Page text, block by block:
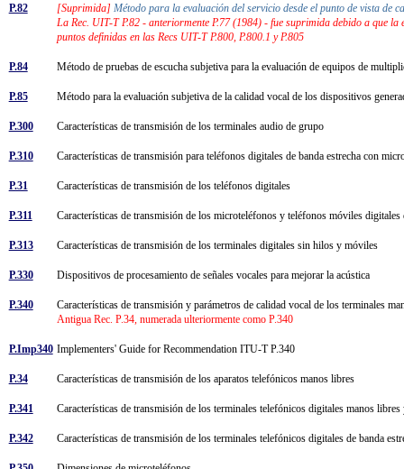
P.82 [Suprimida] Método para la evaluación del servicio desde el punto de vista
La Rec. UIT-T P.82 - anteriormente P.77 (1984) - fue suprimida debido a que
puntos definidas en las Recs UIT-T P.800, P.800.1 y P.805
P.84 Método de pruebas de escucha subjetiva para la evaluación de equipos de
P.85 Método para la evaluación subjetiva de la calidad vocal de los dispositivos
P.300 Características de transmisión de los terminales audio de grupo
P.310 Características de transmisión para teléfonos digitales de banda estrecha con
P.31 Características de transmisión de los teléfonos digitales
P.311 Características de transmisión de los microteléfonos y teléfonos móviles
P.313 Características de transmisión de los terminales digitales sin hilos y móviles
P.330 Dispositivos de procesamiento de señales vocales para mejorar la acústica
P.340
Características de transmisión y parámetros de calidad vocal de los terminales
Antigua Rec. P.34, numerada ulteriormente como P.340
P.Imp340 Implementers' Guide for Recommendation ITU-T P.340
P.34 Características de transmisión de los aparatos telefónicos manos libres
P.341 Características de transmisión de los terminales telefónicos digitales manos
P.342 Características de transmisión de los terminales telefónicos digitales de banda